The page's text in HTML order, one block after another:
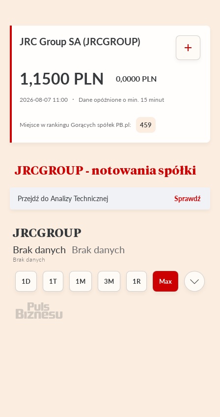
JRC Group SA (JRCGROUP)
1,1500 PLN 0,0000 PLN
2026-08-07 11:00 Dane opóźnione o min. 15 minut
Miejsce w rankingu Gorących spółek PB.pl: 459
JRCGROUP ‑ notowania spółki
Przejdź do Analizy Technicznej Sprawdź
JRCGROUP
Brak danych Brak danych
Brak danych
1D 1T 1M 3M 1R Max